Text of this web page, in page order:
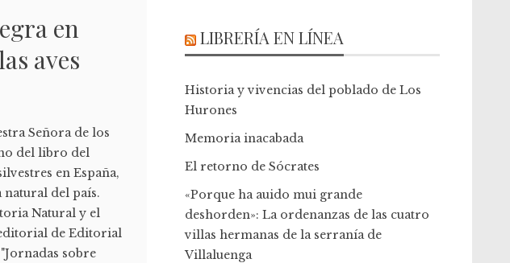
en
aves
Señora de los
del libro del
en España,
del país.
Natural y el
de Editorial
sobre
LIBRERÍA EN LÍNEA
Historia y vivencias del poblado de Los
Hurones
Memoria inacabada
El retorno de Sócrates
«Porque ha auido mui grande
deshorden»: La ordenanzas de las cuatro
villas hermanas de la serranía de
Villaluenga